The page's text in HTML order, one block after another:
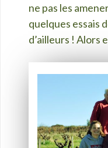
ne pas les
quelques essais
d’ailleurs ! Alors